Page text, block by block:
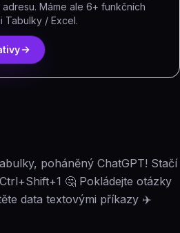
Máme ale 6+ funkčních
Tabulky / Excel.
poháněný ChatGPT! Stačí
🤔 Pokládejte otázky
data textovými příkazy ✈️